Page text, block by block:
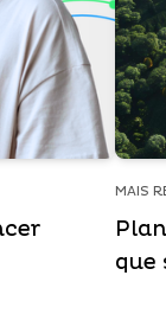
MAIS
que